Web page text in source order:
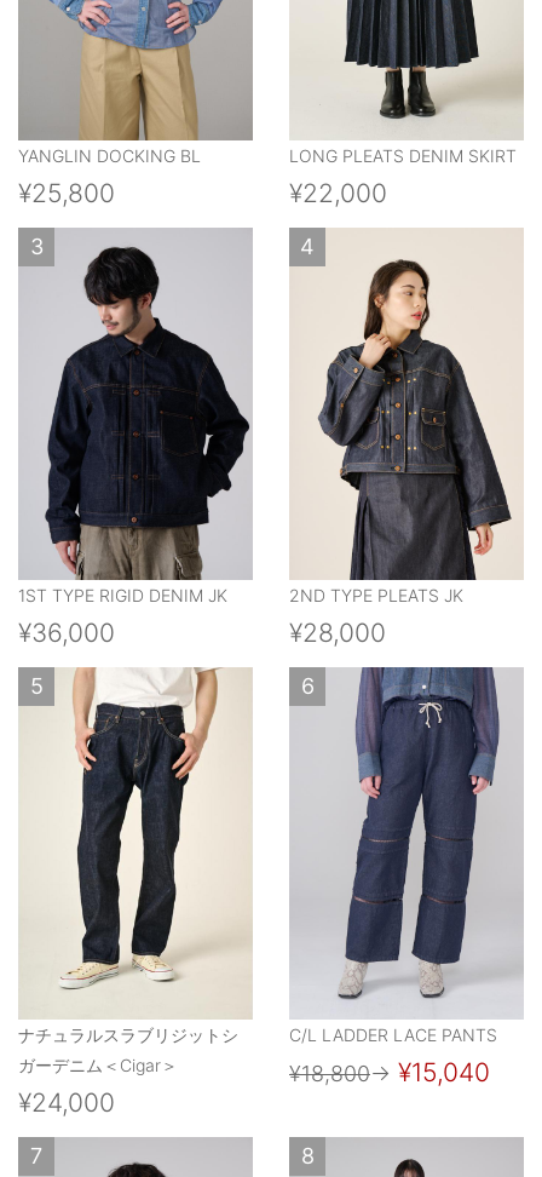
YANGLIN DOCKING BL
¥25,800
LONG PLEATS DENIM SKIRT
¥22,000
3
1ST TYPE RIGID DENIM JK
¥36,000
4
2ND TYPE PLEATS JK
¥28,000
5
ナチュラルスラブリジットシ
ガーデニム＜Cigar＞
¥24,000
6
C/L LADDER LACE PANTS
¥18,800→ ¥15,040
7 8